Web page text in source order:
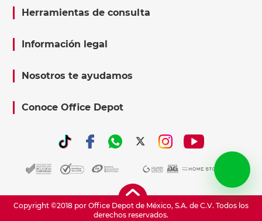
Herramientas de consulta
Información legal
Nosotros te ayudamos
Conoce Office Depot
Copyright ©2018 por Office Depot de México, S.A. de C.V. Todos los
derechos reservados.